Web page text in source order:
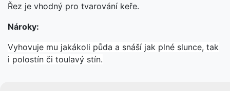
Řez je vhodný pro tvarování keře.
Nároky:
Vyhovuje mu jakákoli půda a snáší jak plné slunce, tak
i polostín či toulavý stín.